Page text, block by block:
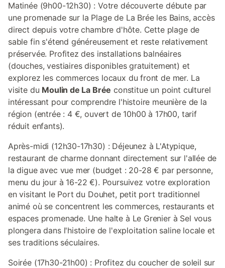
Matinée (9h00-12h30) : Votre découverte débute par
une promenade sur la Plage de La Brée les Bains, accès
direct depuis votre chambre d'hôte. Cette plage de
sable fin s'étend généreusement et reste relativement
préservée. Profitez des installations balnéaires
(douches, vestiaires disponibles gratuitement) et
explorez les commerces locaux du front de mer. La
visite du Moulin de La Brée constitue un point culturel
intéressant pour comprendre l'histoire meunière de la
région (entrée : 4 €, ouvert de 10h00 à 17h00, tarif
réduit enfants).
Après-midi (12h30-17h30) : Déjeunez à L'Atypique,
restaurant de charme donnant directement sur l'allée de
la digue avec vue mer (budget : 20-28 € par personne,
menu du jour à 16-22 €). Poursuivez votre exploration
en visitant le Port du Douhet, petit port traditionnel
animé où se concentrent les commerces, restaurants et
espaces promenade. Une halte à Le Grenier à Sel vous
plongera dans l'histoire de l'exploitation saline locale et
ses traditions séculaires.
Soirée (17h30-21h00) : Profitez du coucher de soleil sur